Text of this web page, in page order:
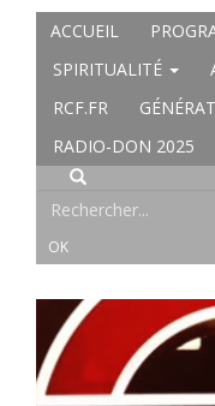
ACCUEIL
SPIRITUALITÉ
RCF.FR
RADIO-DON 2025